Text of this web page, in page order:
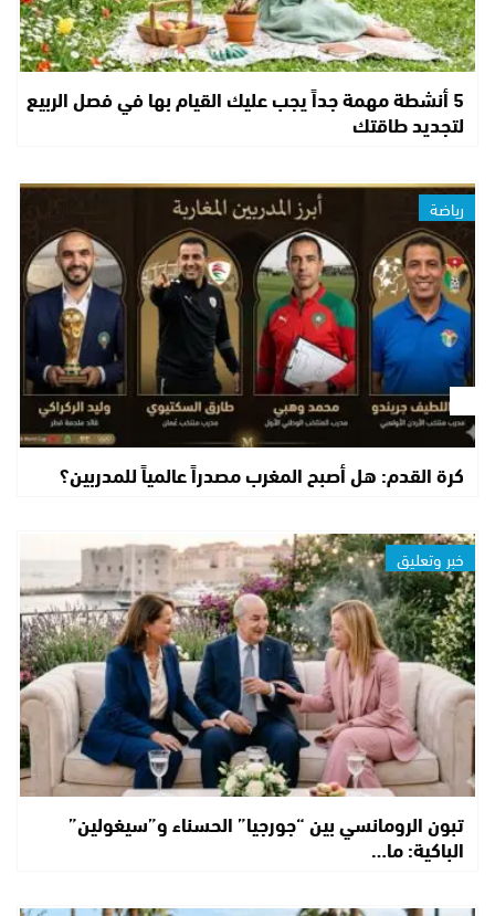
5 أنشطة مهمة جداً يجب عليك القيام بها في فصل الربيع
لتجديد طاقتك
رياضة
كرة القدم: هل أصبح المغرب مصدراً عالمياً للمدربين؟
خبر وتعليق
تبون الرومانسي بين “جورجيا” الحسناء و”سيغولين”
الباكية: ما…